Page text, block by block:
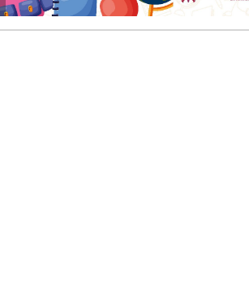
en situación de riesgo en zona norte de la